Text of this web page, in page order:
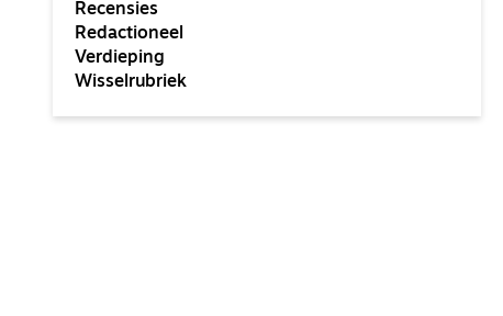
Recensies
Redactioneel
Verdieping
Wisselrubriek